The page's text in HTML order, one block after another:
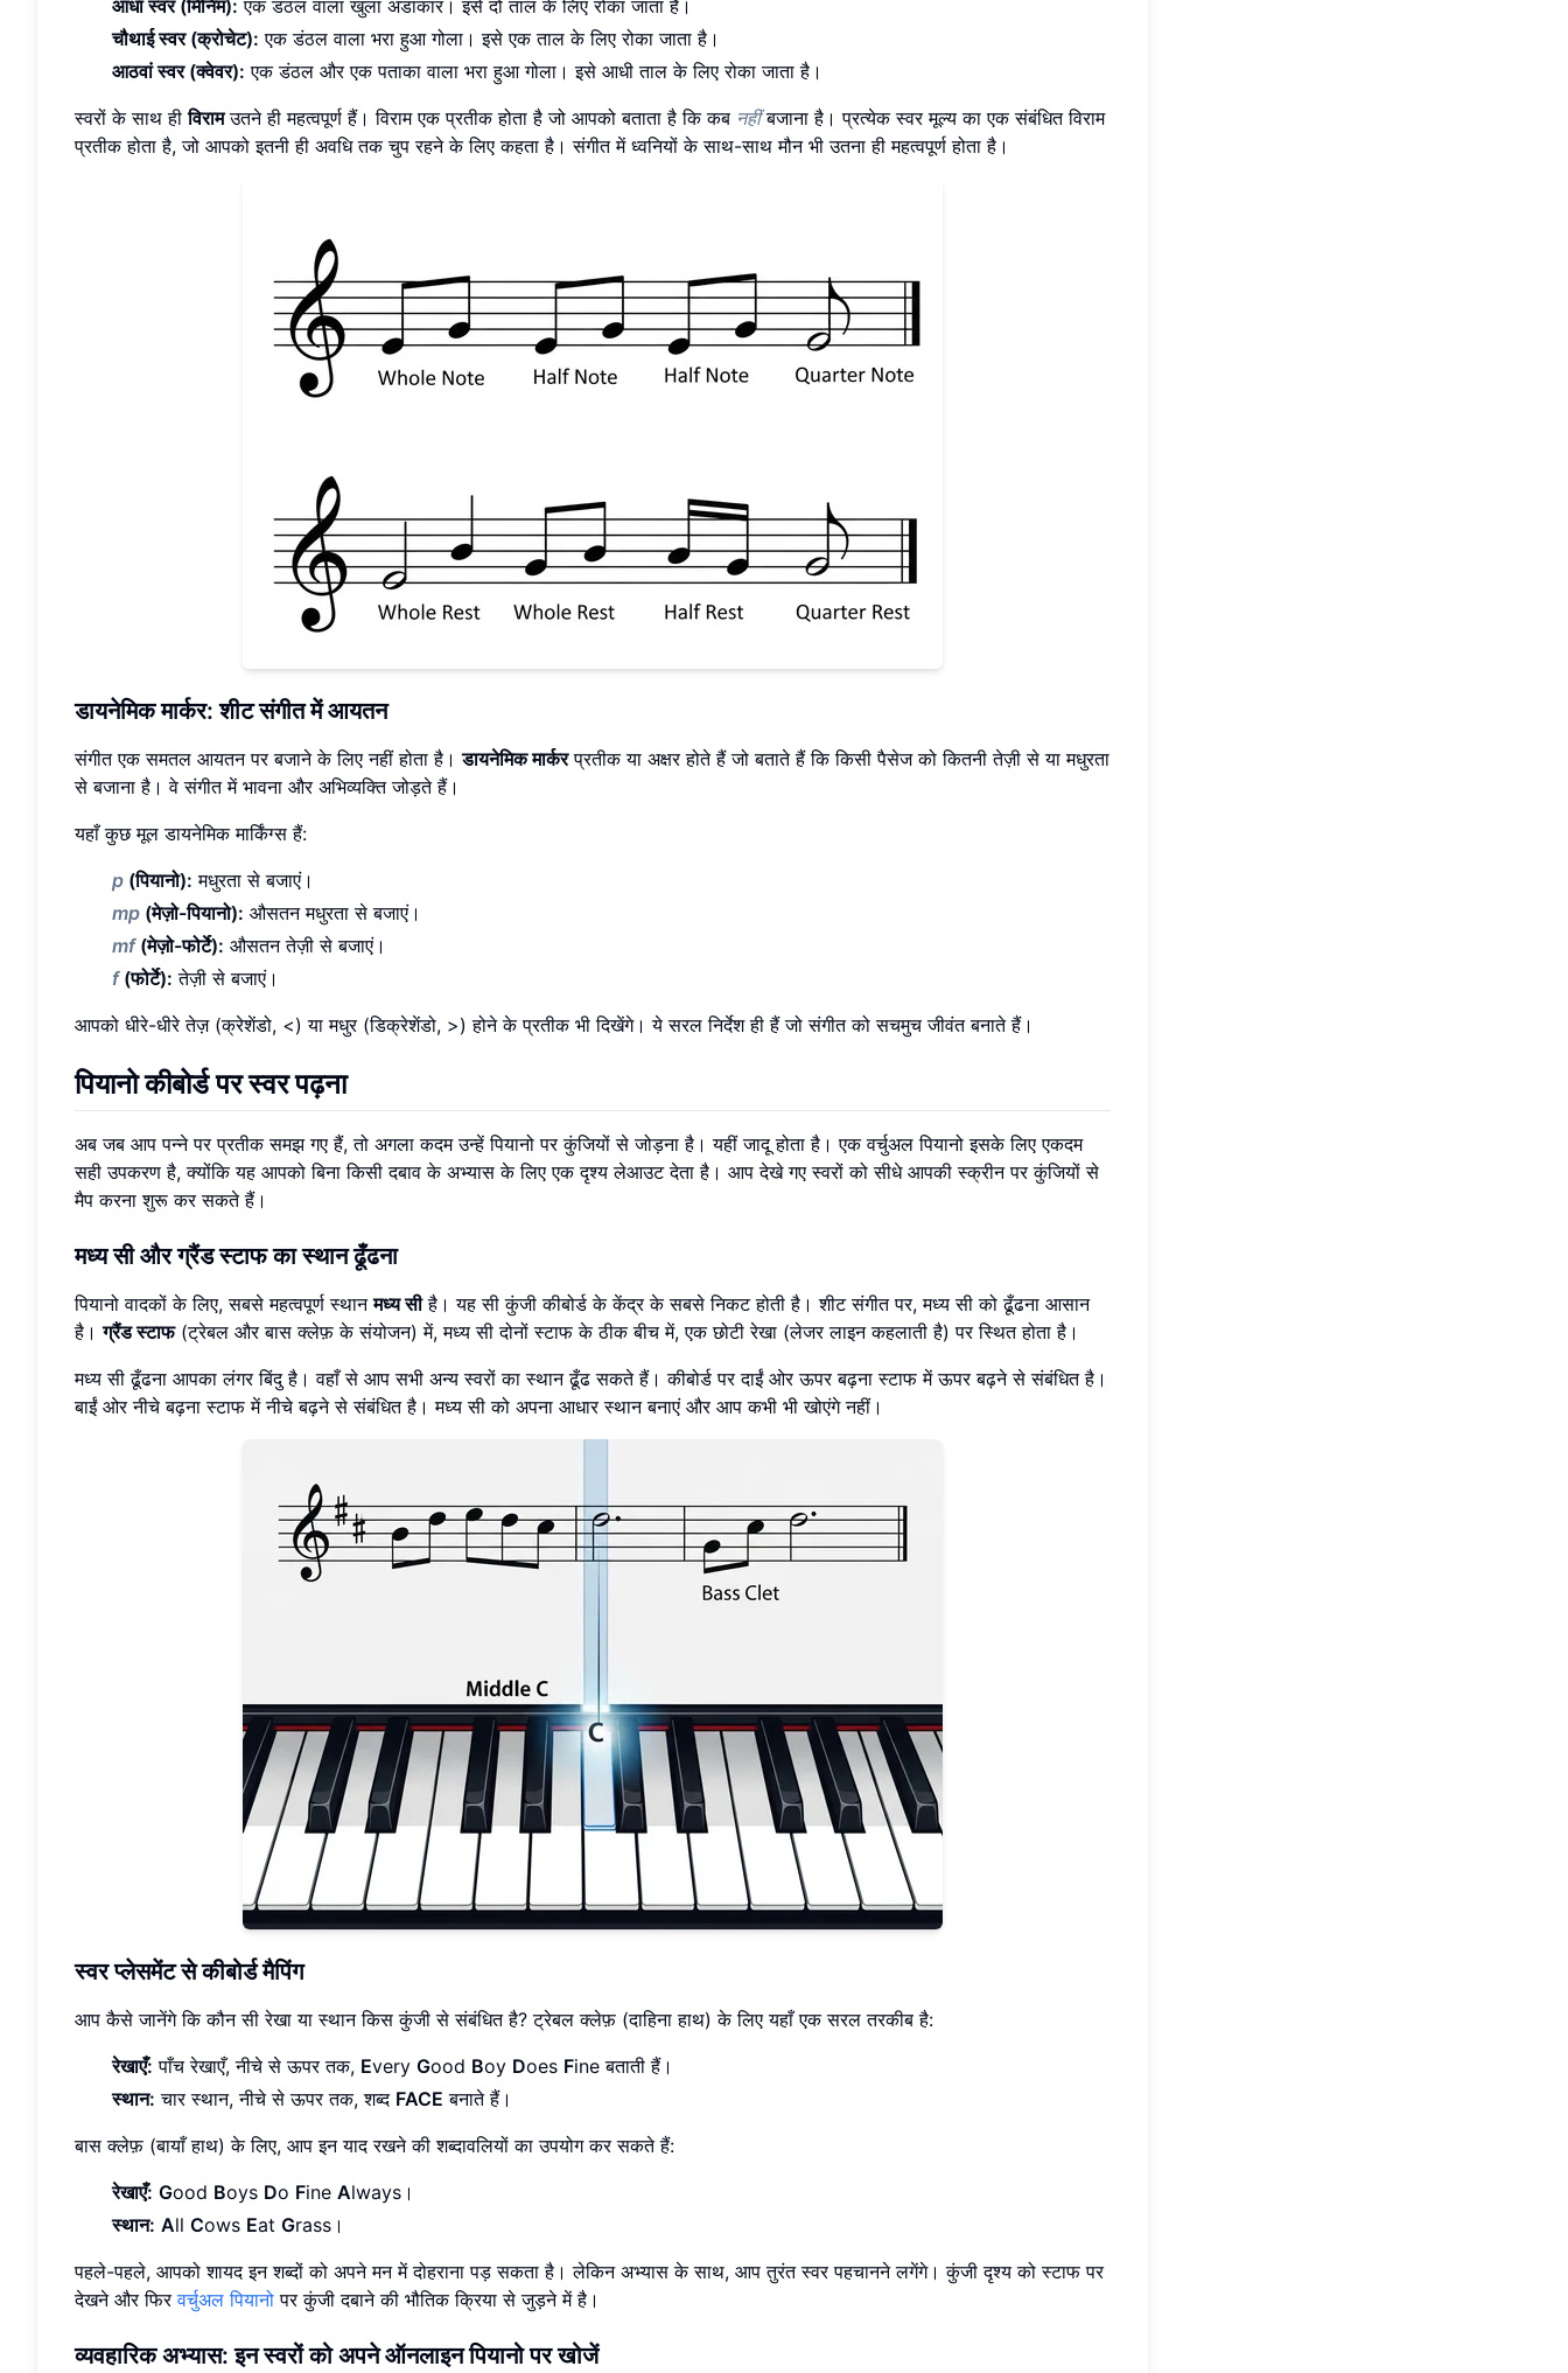
आधा स्वर (मिनिम): एक डंठल वाला खुला अंडाकार। इसे दो ताल के लिए रोका जाता है।
चौथाई स्वर (क्रोचेट): एक डंठल वाला भरा हुआ गोला। इसे एक ताल के लिए रोका जाता है।
आठवां स्वर (क्वेवर): एक डंठल और एक पताका वाला भरा हुआ गोला। इसे आधी ताल के लिए रोका जाता है।
स्वरों के साथ हीविरामउतने ही महत्वपूर्ण हैं। विराम एक प्रतीक होता है जो आपको बताता है कि कब नहींबजाना है। प्रत्येक स्वर मूल्य का एक संबंधित विराम
प्रतीक होता है, जो आपको इतनी ही अवधि तक चुप रहने के लिए कहता है। संगीत में ध्वनियों के साथ-साथ मौन भी उतना ही महत्वपूर्ण होता है।
डायनेमिक मार्कर: शीट संगीत में आयतन
संगीत एक समतल आयतन पर बजाने के लिए नहीं होता है।डायनेमिक मार्करप्रतीक या अक्षर होते हैं जो बताते हैं कि किसी पैसेज को कितनी तेज़ी से या मधुरता
से बजाना है। वे संगीत में भावना और अभिव्यक्ति जोड़ते हैं।
यहाँ कुछ मूल डायनेमिक मार्किंग्स हैं:
p (पियानो): मधुरता से बजाएं।
mp (मेज़ो-पियानो): औसतन मधुरता से बजाएं।
mf(मेज़ो-फोर्टे): औसतन तेज़ी से बजाएं।
f(फोर्टे): तेज़ी से बजाएं।
आपको धीरे-धीरे तेज़ (क्रेशेंडो, <) या मधुर (डिक्रेशेंडो, >) होने के प्रतीक भी दिखेंगे। ये सरल निर्देश ही हैं जो संगीत को सचमुच जीवंत बनाते हैं।
पियानो कीबोर्ड पर स्वर पढ़ना
अब जब आप पन्ने पर प्रतीक समझ गए हैं, तो अगला कदम उन्हें पियानो पर कुंजियों से जोड़ना है। यहीं जादू होता है। एक वर्चुअल पियानो इसके लिए एकदम
सही उपकरण है, क्योंकि यह आपको बिना किसी दबाव के अभ्यास के लिए एक दृश्य लेआउट देता है। आप देखे गए स्वरों को सीधे आपकी स्क्रीन पर कुंजियों से
मैप करना शुरू कर सकते हैं।
मध्य सी और ग्रैंड स्टाफ का स्थान ढूँढना
पियानो वादकों के लिए, सबसे महत्वपूर्ण स्थानमध्य सीहै। यह सी कुंजी कीबोर्ड के केंद्र के सबसे निकट होती है। शीट संगीत पर, मध्य सी को ढूँढना आसान
है।ग्रैंड स्टाफ(ट्रेबल और बास क्लेफ़ के संयोजन) में, मध्य सी दोनों स्टाफ के ठीक बीच में, एक छोटी रेखा (लेजर लाइन कहलाती है) पर स्थित होता है।
मध्य सी ढूँढना आपका लंगर बिंदु है। वहाँ से आप सभी अन्य स्वरों का स्थान ढूँढ सकते हैं। कीबोर्ड पर दाईं ओर ऊपर बढ़ना स्टाफ में ऊपर बढ़ने से संबंधित है।
बाईं ओर नीचे बढ़ना स्टाफ में नीचे बढ़ने से संबंधित है। मध्य सी को अपना आधार स्थान बनाएं और आप कभी भी खोएंगे नहीं।
स्वर प्लेसमेंट से कीबोर्ड मैपिंग
आप कैसे जानेंगे कि कौन सी रेखा या स्थान किस कुंजी से संबंधित है? ट्रेबल क्लेफ़ (दाहिना हाथ) के लिए यहाँ एक सरल तरकीब है:
रेखाएँ: पाँच रेखाएँ, नीचे से ऊपर तक, Every Good Boy Does Fine बताती हैं।
स्थान: चार स्थान, नीचे से ऊपर तक, शब्द FACE बनाते हैं।
बास क्लेफ़ (बायाँ हाथ) के लिए, आप इन याद रखने की शब्दावलियों का उपयोग कर सकते हैं:
रेखाएँ: Good Boys Do Fine Always।
स्थान: All Cows Eat Grass।
पहले-पहले, आपको शायद इन शब्दों को अपने मन में दोहराना पड़ सकता है। लेकिन अभ्यास के साथ, आप तुरंत स्वर पहचानने लगेंगे। कुंजी दृश्य को स्टाफ पर
देखने और फिरवर्चुअल पियानो पर कुंजी दबाने की भौतिक क्रिया से जुड़ने में है।
व्यवहारिक अभ्यास: इन स्वरों को अपने ऑनलाइन पियानो पर खोजें